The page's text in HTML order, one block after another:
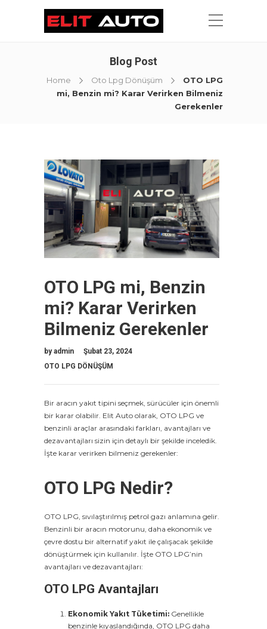
Blog Post
Home Oto Lpg Dönüşüm
OTO LPG
mi, Benzin mi? Karar Verirken Bilmeniz
Gerekenler
OTO LPG mi, Benzin
mi? Karar Verirken
Bilmeniz Gerekenler
byadmin
Şubat 23, 2024
OTO LPG DÖNÜŞÜM
Bir aracın yakıt tipini seçmek, sürücüler için önemli
bir karar olabilir. Elit Auto olarak, OTO LPG ve
benzinli araçlar arasındaki farkları, avantajları ve
dezavantajları sizin için detaylı bir şekilde inceledik.
İşte karar verirken bilmeniz gerekenler:
OTO LPG Nedir?
OTO LPG, sıvılaştırılmış petrol gazı anlamına gelir.
Benzinli bir aracın motorunu, daha ekonomik ve
çevre dostu bir alternatif yakıt ile çalışacak şekilde
dönüştürmek için kullanılır. İşte OTO LPG’nin
avantajları ve dezavantajları:
OTO LPG Avantajları
Ekonomik Yakıt Tüketimi: Genellikle
benzinle kıyaslandığında, OTO LPG daha